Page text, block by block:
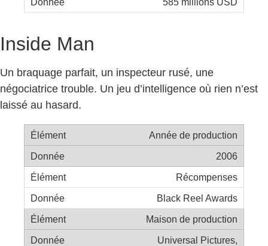
Inside Man
Un braquage parfait, un inspecteur rusé, une
négociatrice trouble. Un jeu d’intelligence où rien n’est
laissé au hasard.
Année de production
2006
Récompenses
Black Reel Awards
Maison de production
Universal Pictures,